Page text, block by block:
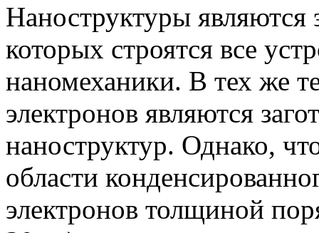
Наноструктуры
которых строятся все
наномеханики. В тех же
электронов являются
наноструктур. Однако,
области
электронов толщиной